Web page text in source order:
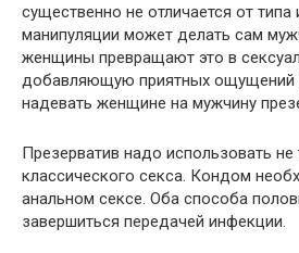
существенно не отличается от типа
манипуляции может делать сам
женщины превращают это в
добавляющую приятных ощущений
надевать женщине на мужчину
Презерватив надо использовать не
классического секса. Кондом
анальном сексе. Оба способа
завершиться передачей инфекции.